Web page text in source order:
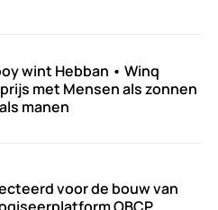
wint Hebban • Winq
met Mensen als zonnen
manen
voor de bouw van
OBCP